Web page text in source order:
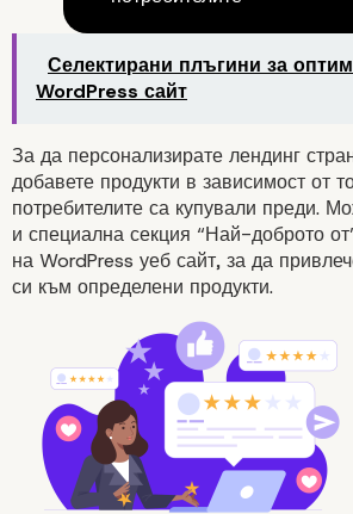
5 лесни
посетителите
връщат на
сайт
сайта си
Селектирани плъгини за
WordPress сайт
За да персонализирате лендинг
добавете продукти в зависимост от
потребителите са купували преди.
и специална секция “Най-доброто
на WordPress уеб сайт, за да
си към определени продукти.